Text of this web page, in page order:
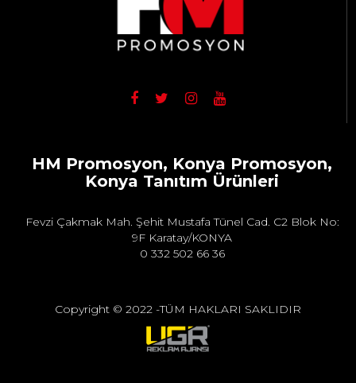
HM Promosyon, Konya Promosyon,
Konya Tanıtım Ürünleri
Fevzi Çakmak Mah. Şehit Mustafa Tünel Cad. C2 Blok No:
9F Karatay/KONYA
0 332 502 66 36
Copyright © 2022 -TÜM HAKLARI SAKLIDIR